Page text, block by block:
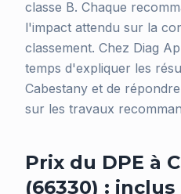
classe B. Chaque
l'impact attendu sur la
classement. Chez Diag
temps d'expliquer les
Cabestany et de
sur les travaux
Prix du DPE à
(66330) :